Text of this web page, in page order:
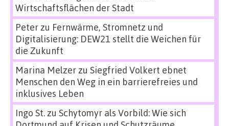
Wirtschaftsflächen der Stadt
Peterzu Fernwärme, Stromnetz und
Digitalisierung: DEW21 stellt die Weichen für
die Zukunft
Marina Melzerzu Siegfried Volkert ebnet
Menschen den Weg in ein barrierefreies und
inklusives Leben
Ingo St.zu Schytomyr als Vorbild: Wie sich